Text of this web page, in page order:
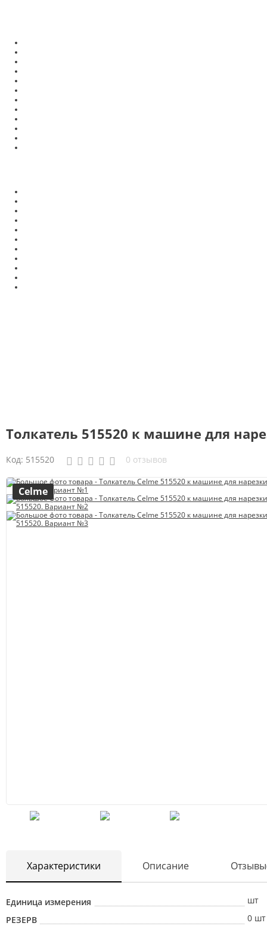
Толкатель 515520 к машине для
Код: 515520 0 отзывов
Celme
Характеристики Описание
Единица измерения
шт
РЕЗЕРВ
0 шт